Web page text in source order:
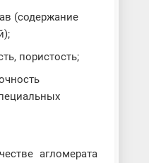
(содержание
пористость;
агломерата